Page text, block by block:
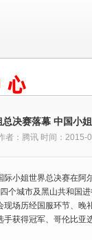
决赛落幕 中国小
者：腾讯 时间：2015-
小姐世界总决赛在阿
个城市及黑山共和国
场历经国服环节、
获得冠军、哥伦比亚